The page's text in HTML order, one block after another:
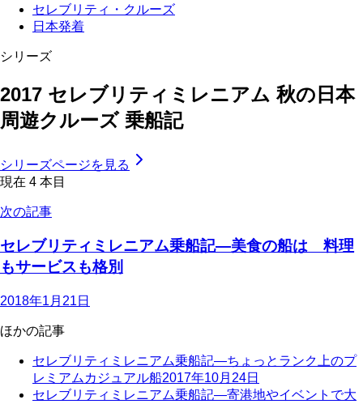
セレブリティ・クルーズ
日本発着
シリーズ
2017 セレブリティミレニアム 秋の日本
周遊クルーズ 乗船記
シリーズページを見る
現在 4 本目
次の記事
セレブリティミレニアム乗船記—美食の船は 料理
もサービスも格別
2018年1月21日
ほかの記事
セレブリティミレニアム乗船記—ちょっとランク上のプ
レミアムカジュアル船2017年10月24日
セレブリティミレニアム乗船記—寄港地やイベントで大